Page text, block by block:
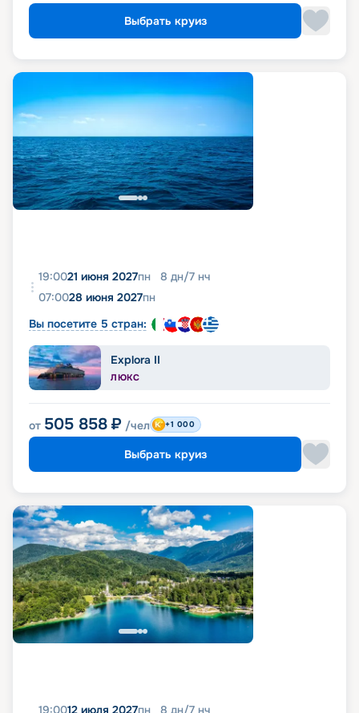
Выбрать круиз
19:0021 июня 2027пн 8 дн/7 нч
07:0028 июня 2027пн
Вы посетите 5 стран:
Explora II
ЛЮКС
от 505 858 ₽ /чел +1 000
Выбрать круиз
19:0012 июля 2027пн 8 дн/7 нч